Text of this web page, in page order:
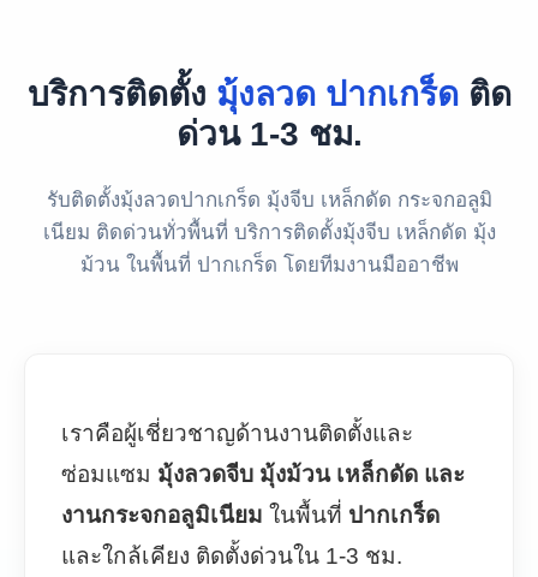
บริการติดตั้ง มุ้งลวด ปากเกร็ดติด
ด่วน 1-3 ชม.
รับติดตั้งมุ้งลวดปากเกร็ด มุ้งจีบ เหล็กดัด กระจกอลูมิ
เนียม ติดด่วนทั่วพื้นที่ บริการติดตั้งมุ้งจีบ เหล็กดัด มุ้ง
ม้วน ในพื้นที่ ปากเกร็ด โดยทีมงานมืออาชีพ
เราคือผู้เชี่ยวชาญด้านงานติดตั้งและ
ซ่อมแซม มุ้งลวดจีบ มุ้งม้วน เหล็กดัด และ
งานกระจกอลูมิเนียม ในพื้นที่ ปากเกร็ด
และใกล้เคียง ติดตั้งด่วนใน 1-3 ชม.